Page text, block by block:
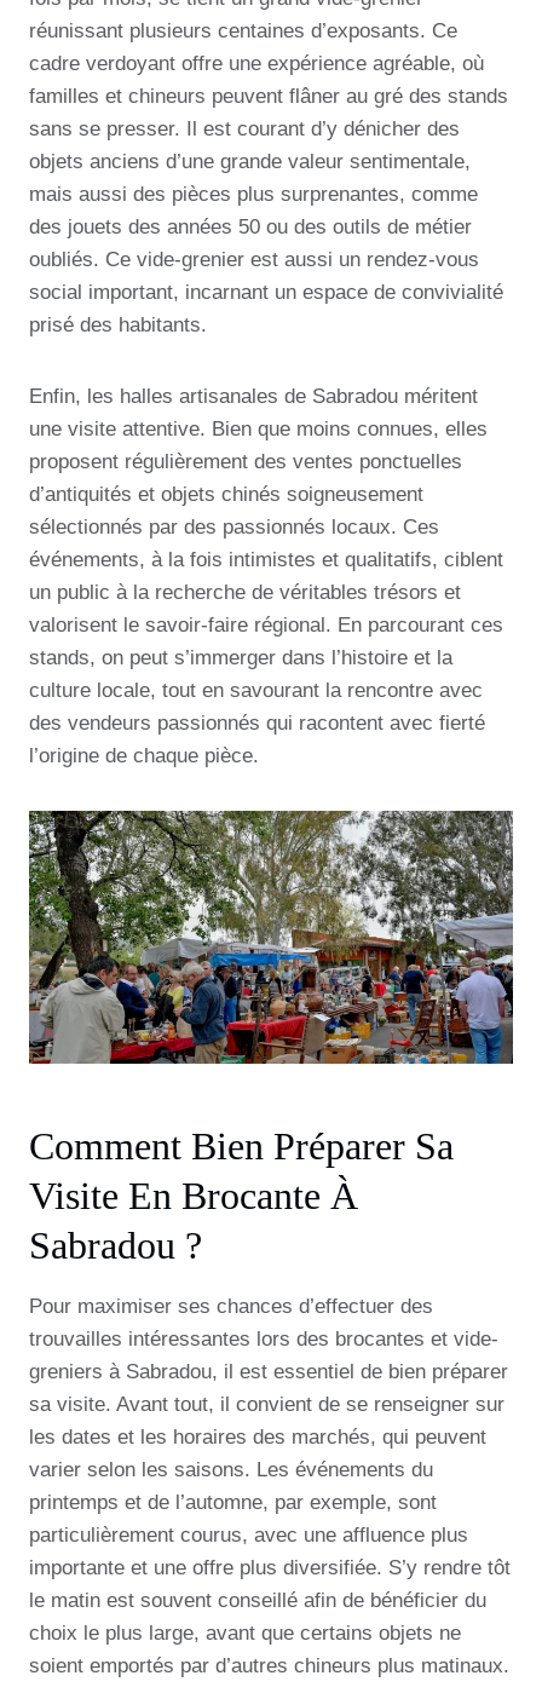
réunissant plusieurs centaines d’exposants. Ce
cadre verdoyant offre une expérience agréable, où
familles et chineurs peuvent flâner au gré des stands
sans se presser. Il est courant d’y dénicher des
objets anciens d’une grande valeur sentimentale,
mais aussi des pièces plus surprenantes, comme
des jouets des années 50 ou des outils de métier
oubliés. Ce vide-grenier est aussi un rendez-vous
social important, incarnant un espace de convivialité
prisé des habitants.
Enfin, les halles artisanales de Sabradou méritent
une visite attentive. Bien que moins connues, elles
proposent régulièrement des ventes ponctuelles
d’antiquités et objets chinés soigneusement
sélectionnés par des passionnés locaux. Ces
événements, à la fois intimistes et qualitatifs, ciblent
un public à la recherche de véritables trésors et
valorisent le savoir-faire régional. En parcourant ces
stands, on peut s’immerger dans l’histoire et la
culture locale, tout en savourant la rencontre avec
des vendeurs passionnés qui racontent avec fierté
l’origine de chaque pièce.
Comment Bien Préparer Sa
Visite En Brocante À
Sabradou ?
Pour maximiser ses chances d’effectuer des
trouvailles intéressantes lors des brocantes et vide-
greniers à Sabradou, il est essentiel de bien préparer
sa visite. Avant tout, il convient de se renseigner sur
les dates et les horaires des marchés, qui peuvent
varier selon les saisons. Les événements du
printemps et de l’automne, par exemple, sont
particulièrement courus, avec une affluence plus
importante et une offre plus diversifiée. S’y rendre tôt
le matin est souvent conseillé afin de bénéficier du
choix le plus large, avant que certains objets ne
soient emportés par d’autres chineurs plus matinaux.